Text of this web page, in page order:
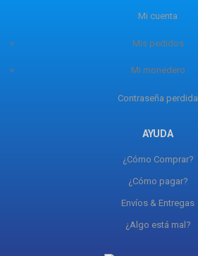
Mi cuenta
Mis pedidos
Mi monedero
Contraseña perdida
AYUDA
¿Cómo Comprar?
¿Cómo pagar?
Envíos & Entregas
¿Algo está mal?